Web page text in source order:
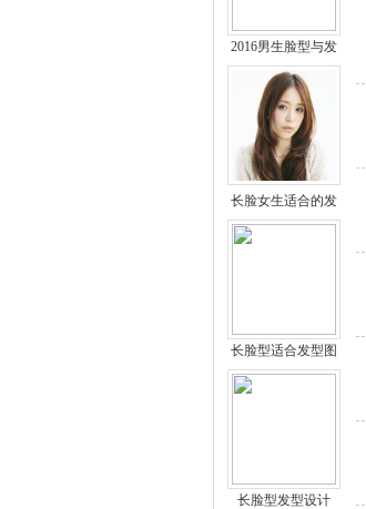
2016男生脸型与发
长脸女生适合的发
长脸型适合发型图
长脸型发型设计